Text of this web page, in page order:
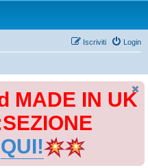
Login
Iscriviti
MADE IN UK
QUI!